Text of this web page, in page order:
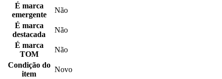
É marca
emergente
Não
É marca
destacada
Não
É marca
TOM
Não
Condição do
item
Novo